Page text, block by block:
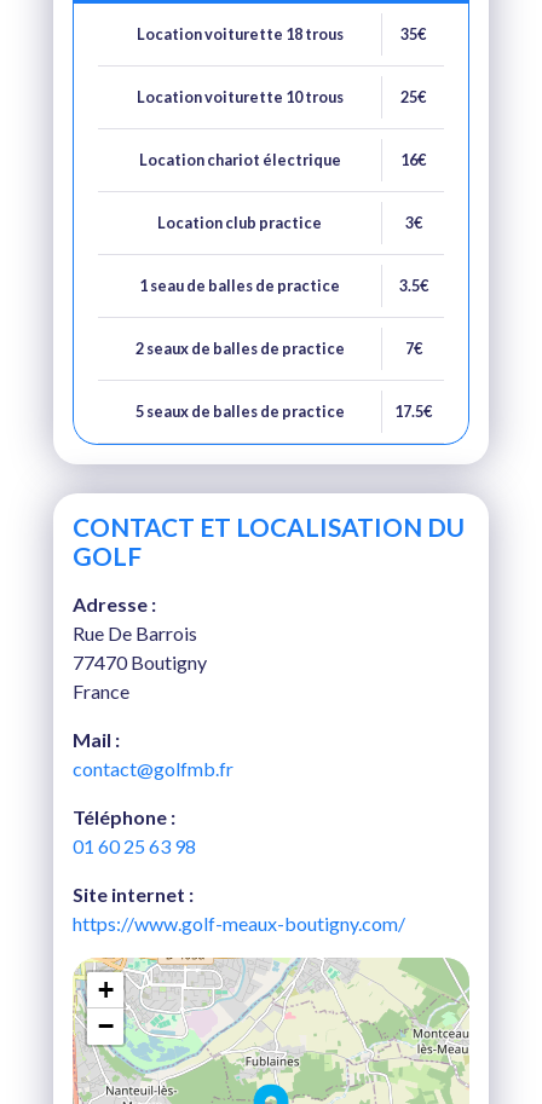
Location voiturette 18 trous 35€
Location voiturette 10 trous 25€
Location chariot électrique 16€
Location club practice 3€
1 seau de balles de practice 3.5€
2 seaux de balles de practice 7€
5 seaux de balles de practice 17.5€
CONTACT ET LOCALISATION DU
GOLF
Adresse :
Rue De Barrois
77470 Boutigny
France
Mail :
contact@golfmb.fr
Téléphone :
01 60 25 63 98
Site internet :
https://www.golf-meaux-boutigny.com/
+
−